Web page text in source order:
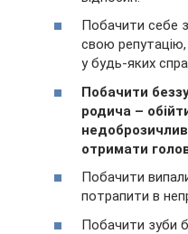
Побачити себе
свою
у будь-яких
Побачити
родича –
отримати
Побачити
потрапити в
Побачити зуби